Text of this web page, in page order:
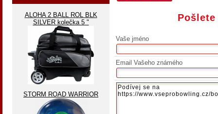
Vaše jméno
Email Vašeho známého
ALOHA 2 BALL ROL BLK
SILVER kolečka 5 "
STORM ROAD WARRIOR